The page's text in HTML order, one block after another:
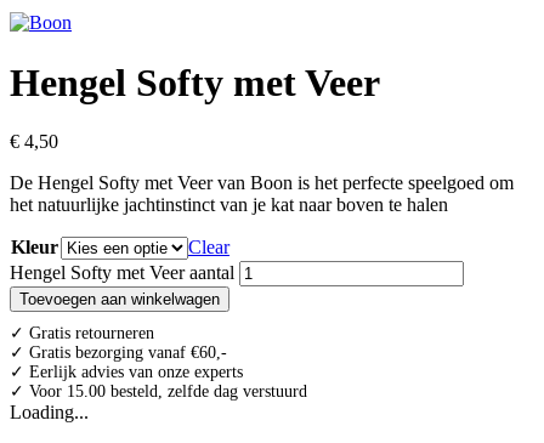
Hengel Softy met Veer
€ 4,50
De Hengel Softy met Veer van Boon is het perfecte speelgoed om
het natuurlijke jachtinstinct van je kat naar boven te halen
Kleur
Clear
Hengel Softy met Veer aantal
Toevoegen aan winkelwagen
✓ Gratis retourneren
✓ Gratis bezorging vanaf €60,-
✓ Eerlijk advies van onze experts
✓ Voor 15.00 besteld, zelfde dag verstuurd
Loading...